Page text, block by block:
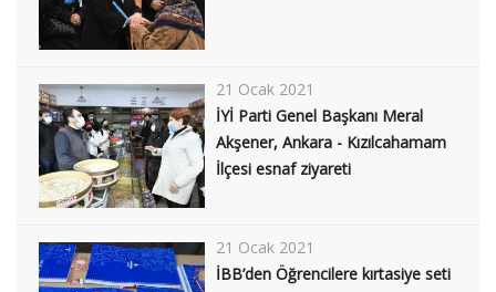
21 Ocak 2021
İYİ Parti Genel Başkanı Meral
Akşener, Ankara - Kızılcahamam
İlçesi esnaf ziyareti
21 Ocak 2021
İBB’den Öğrencilere kırtasiye seti